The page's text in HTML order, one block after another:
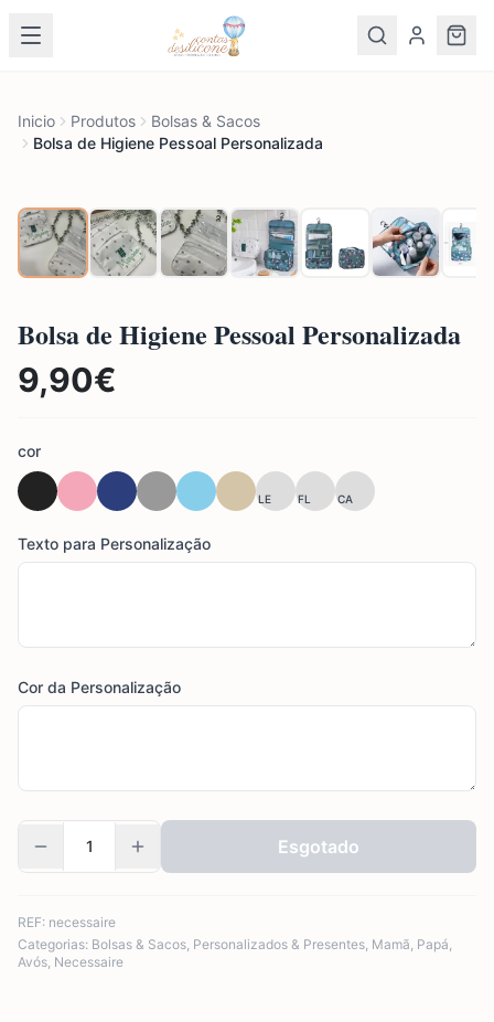
Inicio Produtos
Bolsas & Sacos
Bolsa de Higiene Pessoal Personalizada
Bolsa de Higiene Pessoal Personalizada
9,90€
cor
LE FL CA
Texto para Personalização
Cor da Personalização
Esgotado
REF: necessaire
Categorias: Bolsas & Sacos, Personalizados & Presentes, Mamã, Papá,
Avós, Necessaire